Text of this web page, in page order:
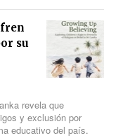
su
revela que
y exclusión por
educativo del país.